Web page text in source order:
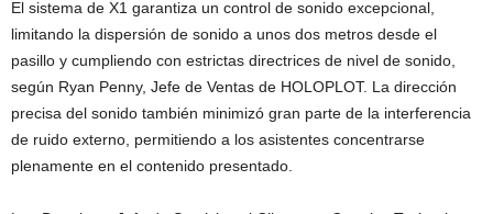
El sistema de X1 garantiza un control de sonido excepcional,
limitando la dispersión de sonido a unos dos metros desde el
pasillo y cumpliendo con estrictas directrices de nivel de sonido,
según Ryan Penny, Jefe de Ventas de HOLOPLOT. La dirección
precisa del sonido también minimizó gran parte de la interferencia
de ruido externo, permitiendo a los asistentes concentrarse
plenamente en el contenido presentado.